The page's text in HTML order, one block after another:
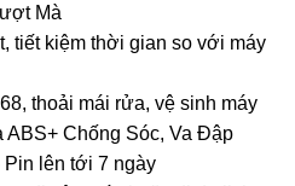
Mà
tiết kiệm thời gian so với máy
thoải mái rửa, vệ sinh máy
Chống Sóc, Va Đập
lên tới 7 ngày